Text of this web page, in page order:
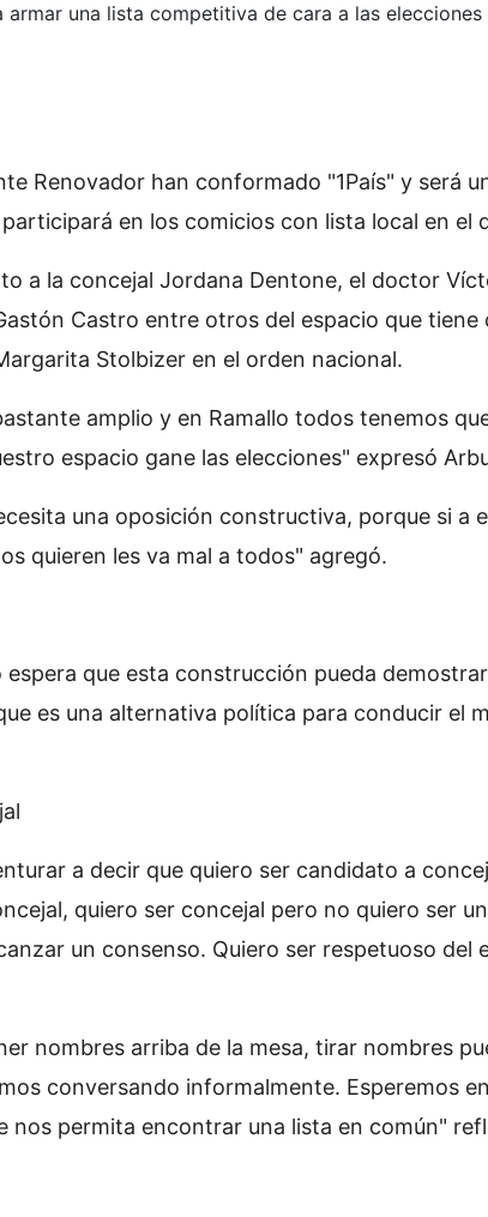
una lista competitiva de cara a las elecciones
Renovador han conformado "1País" y será
en los comicios con lista local en el
a la concejal Jordana Dentone, el doctor
Castro entre otros del espacio que tiene
Stolbizer en el orden nacional.
amplio y en Ramallo todos tenemos
espacio gane las elecciones" expresó
una oposición constructiva, porque si a
quieren les va mal a todos" agregó.
espera que esta construcción pueda
es una alternativa política para conducir el
a decir que quiero ser candidato a
quiero ser concejal pero no quiero ser un
un consenso. Quiero ser respetuoso del
nombres arriba de la mesa, tirar nombres
conversando informalmente. Esperemos
nos permita encontrar una lista en común"